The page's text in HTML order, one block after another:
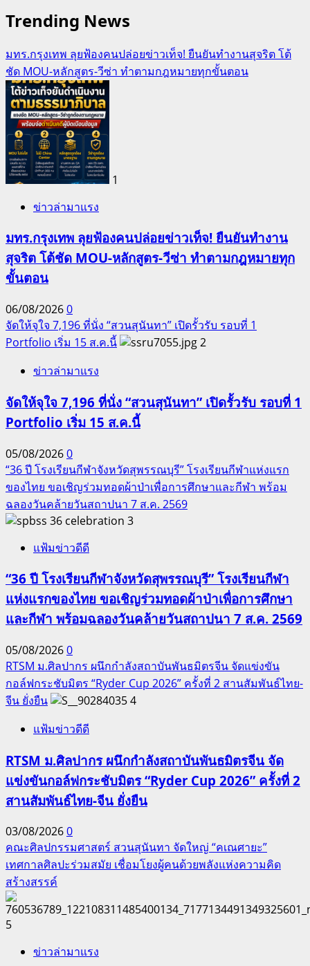
Trending News
มทร.กรุงเทพ ลุยฟ้องคนปล่อยข่าวเท็จ! ยืนยันทำงานสุจริต โต้
ชัด MOU-หลักสูตร-วีซ่า ทำตามกฎหมายทุกขั้นตอน
1
ข่าวล่ามาแรง
มทร.กรุงเทพ ลุยฟ้องคนปล่อยข่าวเท็จ! ยืนยันทำงาน
สุจริต โต้ชัด MOU-หลักสูตร-วีซ่า ทำตามกฎหมายทุก
ขั้นตอน
06/08/20260
จัดให้จุใจ 7,196 ที่นั่ง “สวนสุนันทา” เปิดรั้วรับ รอบที่ 1
Portfolio เริ่ม 15 ส.ค.นี้
2
ข่าวล่ามาแรง
จัดให้จุใจ 7,196 ที่นั่ง “สวนสุนันทา” เปิดรั้วรับ รอบที่ 1
Portfolio เริ่ม 15 ส.ค.นี้
05/08/20260
“36 ปี โรงเรียนกีฬาจังหวัดสุพรรณบุรี” โรงเรียนกีฬาแห่งแรก
ของไทย ขอเชิญร่วมทอดผ้าป่าเพื่อการศึกษาและกีฬา พร้อม
ฉลองวันคล้ายวันสถาปนา 7 ส.ค. 2569
3
แฟ้มข่าวดีดี
“36 ปี โรงเรียนกีฬาจังหวัดสุพรรณบุรี” โรงเรียนกีฬา
แห่งแรกของไทย ขอเชิญร่วมทอดผ้าป่าเพื่อการศึกษา
และกีฬา พร้อมฉลองวันคล้ายวันสถาปนา 7 ส.ค. 2569
05/08/20260
RTSM ม.ศิลปากร ผนึกกำลังสถาบันพันธมิตรจีน จัดแข่งขัน
กอล์ฟกระชับมิตร “Ryder Cup 2026” ครั้งที่ 2 สานสัมพันธ์ไทย-
จีน ยั่งยืน
4
แฟ้มข่าวดีดี
RTSM ม.ศิลปากร ผนึกกำลังสถาบันพันธมิตรจีน จัด
แข่งขันกอล์ฟกระชับมิตร “Ryder Cup 2026” ครั้งที่ 2
สานสัมพันธ์ไทย-จีน ยั่งยืน
03/08/20260
คณะศิลปกรรมศาสตร์ สวนสุนันทา จัดใหญ่ “คเณศายะ”
เทศกาลศิลปะร่วมสมัย เชื่อมโยงผู้คนด้วยพลังแห่งความคิด
สร้างสรรค์
5
ข่าวล่ามาแรง